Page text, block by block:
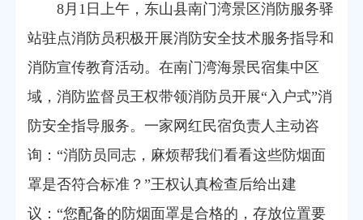
8月1日上午，东山县南门湾景区消防服务驿
站驻点消防员积极开展消防安全技术服务指导和
消防宣传教育活动。 在南门湾海景民宿集中区
域，消防监督员王权带领消防员开展“入户式”消
防安全指导服务。一家网红民宿负责人主动咨
询：“消防员同志，麻烦帮我们看看这些防烟面
罩是否符合标准？”王权认真检查后给出建
议：“您配备的防烟面罩是合格的，存放位置要